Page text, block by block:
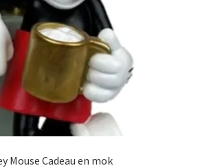
Mouse Cadeau en mok